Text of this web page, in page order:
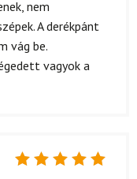
nem
A derékpánt
vág be.
vagyok a